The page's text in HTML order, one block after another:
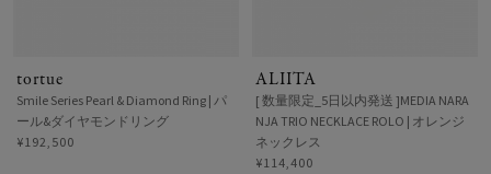
tortue
Smile Series Pearl & Diamond Ring | パ
ール&ダイヤモンドリング
¥192,500
ALIITA
[ 数量限定_5日以内発送 ]MEDIA NARA
NJA TRIO NECKLACE ROLO | オレンジ
ネックレス
¥114,400